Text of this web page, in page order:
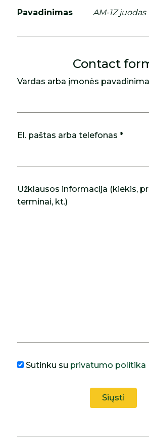
Pavadinimas AM-1Z juodas
Contact
Vardas arba įmonės
El. paštas arba telefonas *
Užklausos informacija (kiekis,
terminai, kt.)
Sutinku su privatumo politika